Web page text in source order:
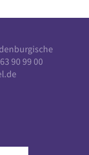
90 99 00